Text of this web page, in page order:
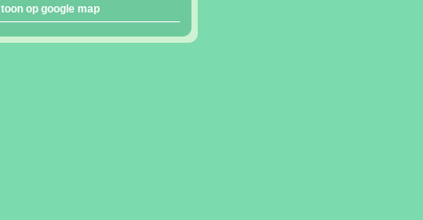
toon op google map